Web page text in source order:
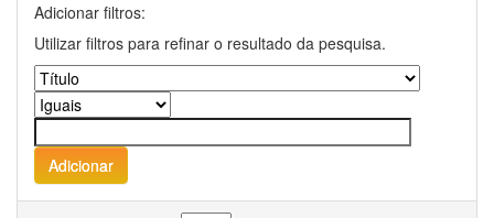
Adicionar filtros:
Utilizar filtros para refinar o resultado da pesquisa.